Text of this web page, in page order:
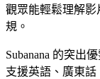
觀眾能輕鬆理解
規。
Subanana 的突出
支援英語、廣東